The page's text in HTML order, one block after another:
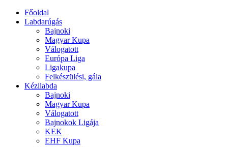
Főoldal
Labdarúgás
Bajnoki
Magyar Kupa
Válogatott
Európa Liga
Ligakupa
Felkészülési, gála
Kézilabda
Bajnoki
Magyar Kupa
Válogatott
Bajnokok Ligája
KEK
EHF Kupa